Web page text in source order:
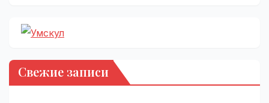
Свежие записи